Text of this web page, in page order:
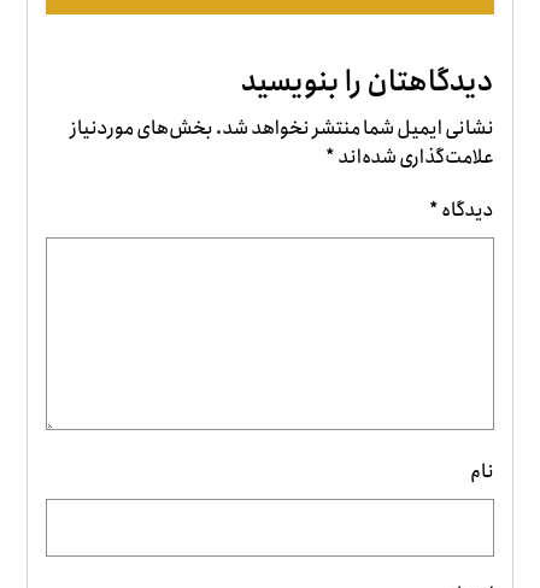
دیدگاهتان را بنویسید
نشانی ایمیل شما منتشر نخواهد شد.بخش‌های موردنیاز
علامت‌گذاری شده‌اند*
دیدگاه*
نام